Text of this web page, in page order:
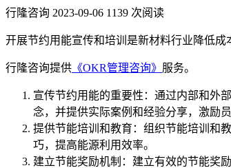
行隆咨询 2023-09-06 1139 次阅读
开展节约用能宣传和培训是新材料行业降低成
行隆咨询提供 《OKR管理咨询》 服务。
宣传节约用能的重要性：通过内部和外
念，并提供实际案例和经验分享，激励
提供节能培训和教育：组织节能培训和
巧，提高能源利用效率。
建立节能奖励机制：建立有效的节能奖